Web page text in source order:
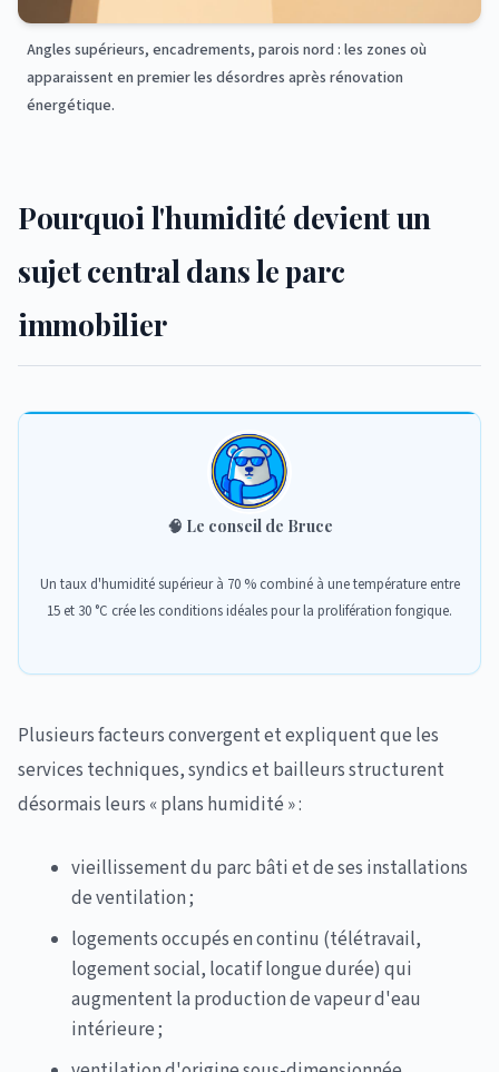
Angles supérieurs, encadrements, parois nord : les zones où
apparaissent en premier les désordres après rénovation
énergétique.
Pourquoi l'humidité devient un
sujet central dans le parc
immobilier
🧠 Le conseil de Bruce
Un taux d'humidité supérieur à 70 % combiné à une température entre
15 et 30 °C crée les conditions idéales pour la prolifération fongique.
Plusieurs facteurs convergent et expliquent que les
services techniques, syndics et bailleurs structurent
désormais leurs « plans humidité » :
vieillissement du parc bâti et de ses installations
de ventilation ;
logements occupés en continu (télétravail,
logement social, locatif longue durée) qui
augmentent la production de vapeur d'eau
intérieure ;